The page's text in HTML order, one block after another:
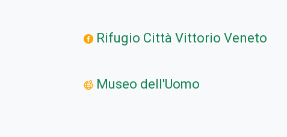
Rifugio Città Vittorio Veneto
Museo dell'Uomo